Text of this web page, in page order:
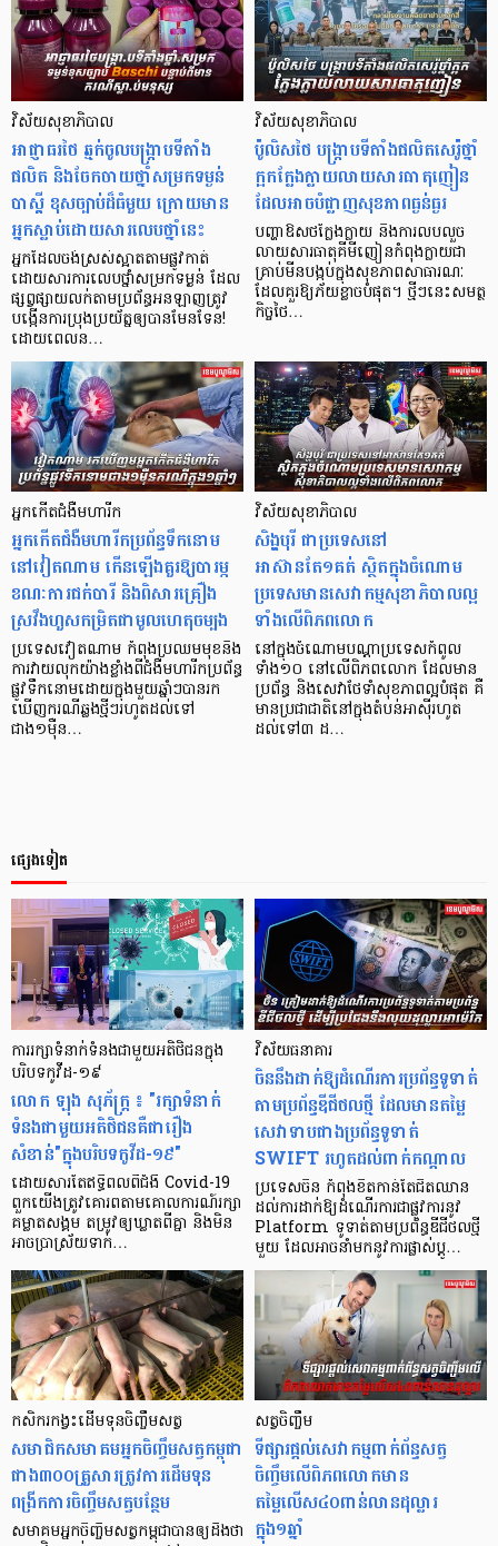
វិស័យសុខាភិបាល
អាជ្ញាធរថៃ ឆ្មក់ចូលបង្ក្រាបទីតាំង
ផលិត និងចែកចាយថ្នាំសម្រកទម្ងន់
បាស្គី ខុសច្បាប់ដ៏ធំមួយ ក្រោយមាន
អ្នកស្លាប់ដោយសារលេបថ្នាំនេះ
អ្នកដែលចង់ស្រស់ស្អាតតាមផ្លូវកាត់
ដោយសារការលេបថ្នាំសម្រកទម្ងន់ ដែល
ផ្សព្វផ្សាយលក់តាមប្រព័ន្ធអនឡាញត្រូវ
បង្កើនការប្រុងប្រយ័ត្នឲ្យបានមែនទែន!
ដោយពេលន…
វិស័យសុខាភិបាល
ប៉ូលិសថៃ បង្ក្រាបទីតាំងផលិតសេរ៉ូថ្នាំ
ក្អកក្លែងក្លាយលាយសារធាតុញៀន
ដែលអាចបំផ្លាញសុខភាពធ្ងន់ធ្ងរ
បញ្ហាឱសថក្លែងក្លាយ និងការលបលួច
លាយសារធាតុគីមីញៀនកំពុងក្លាយជា
គ្រាប់មីនបង្កប់ក្នុងសុខភាពសាធារណៈ
ដែលគួរឱ្យភ័យខ្លាចបំផុត។ ថ្មីៗនេះសមត្ថ
កិច្ចថៃ…
អ្នកកើតជំងឺមហារីក
អ្នកកើតជំងឺមហារីកប្រព័ន្ធទឹកនោម
នៅវៀតណាម កើនឡើងគួរឱ្យបារម្ភ
ខណៈការជក់បារី និងពិសារគ្រឿង
ស្រវឹងហួសកម្រិតជាមូលហេតុចម្បង
ប្រទេសវៀតណាម កំពុងប្រឈមមុខនឹង
ការវាយលុកយ៉ាងខ្លាំងពីជំងឺមហារីកប្រព័ន្ធ
ផ្លូវទឹកនោមដោយក្នុងមួយឆ្នាំៗបានរក
ឃើញករណីឆ្លងថ្មីៗរហូតដល់ទៅ
ជាង១ម៉ឺន…
វិស័យសុខាភិបាល
សិង្ហបុរី ជាប្រទេសនៅ
អាស៊ានតែ១គត់ ស្ថិតក្នុងចំណោម
ប្រទេសមានសេវាកម្មសុខាភិបាលល្អ
ទាំងលើពិភពលោក
នៅក្នុងចំណោមបណ្តាប្រទេសកំពូល
ទាំង១០ នៅលើពិភពលោក ដែលមាន
ប្រព័ន្ធ និងសេវាថែទាំសុខភាពល្អបំផុត គឺ
មានប្រជាជាតិនៅក្នុងតំបន់អាស៊ីរហូត
ដល់ទៅ៣ ដ…
ផ្សេងទៀត
ការរក្សា​ទំនាក់ទំនង​ជាមួយ​អតិថិជន​ក្នុង
បរិបទ​កូវីដ-១៩
លោក ឡុង សុភ័ក្ត្រ ៖ "រក្សា​ទំនាក់
ទំនង​ជាមួយ​អតិថិជន​គឺ​ជា​រឿង​
សំខាន់"ក្នុង​បរិបទ​កូវីដ-១៩"
ដោយសារ​តែ​ឥទ្ធិពល​ពី​ជំងឺ Covid-19
ពួកយើង​ត្រូវ​គោរព​តាម​គោលការណ៍​រក្សា​
គម្លាត​សង្គម តម្រូវ​ឲ្យ​ឃ្លាត​ពីគ្នា និង​មិន​
អាច​ប្រាស្រ័យ​ទាក់…
វិស័យធនាគារ
ចិននឹងដាក់ឱ្យដំណើរការប្រព័ន្ធទូទាត់
តាមប្រព័ន្ធឌីជីថលថ្មី ដែលមានតម្លៃ
សេវាទាបជាងប្រព័ន្ធទូទាត់
SWIFT រហូតដល់ពាក់កណ្តាល
ប្រទេសចិន កំពុងខិតកាន់តែជិតឈាន
ដល់ការដាក់ឱ្យដំណើរការជាផ្លូវការនូវ
Platform ទូទាត់តាមប្រព័ន្ធឌីជីថលថ្មី
មួយ ដែលអាចនាំមកនូវការផ្លាស់ប្តូ…
កសិករកង្វះដើមទុនចិញ្ចឹមសត្វ
សមាជិកសមាគមអ្នកចិញ្ចឹមសត្វកម្ពុជា
ជាង៣០០គ្រួសារត្រូវការដើមទុន
ពង្រីកការចិញ្ចឹមសត្វបន្ថែម
សមាគមអ្នកចិញ្ចឹមសត្វកម្ពុជាបានឲ្យដឹងថា
សត្វចិញ្ចឹម
ទីផ្សារផ្តល់សេវាកម្មពាក់ព័ន្ធសត្វ
ចិញ្ចឹមលើពិភពលោកមាន
តម្លៃលើស៤០ពាន់លានដុល្លារ
ក្នុង១ឆ្នាំ